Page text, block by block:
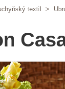
textil >